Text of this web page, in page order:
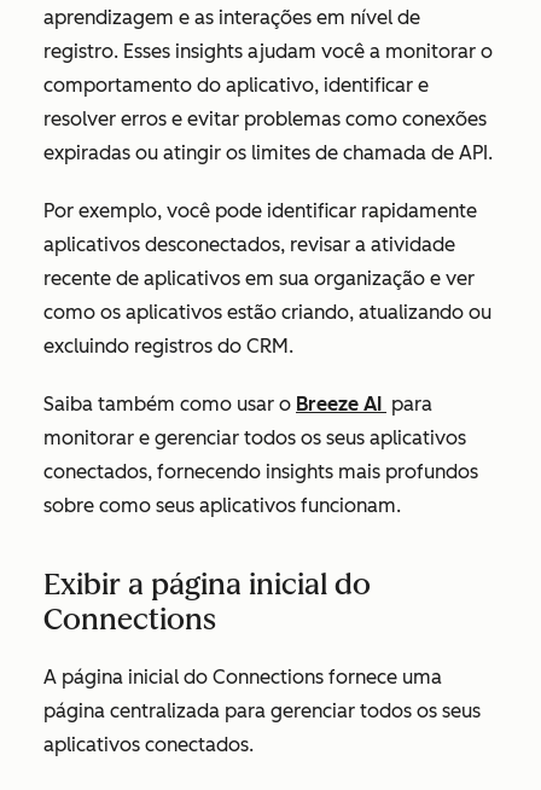
aprendizagem e as interações em nível de
registro. Esses insights ajudam você a monitorar o
comportamento do aplicativo, identificar e
resolver erros e evitar problemas como conexões
expiradas ou atingir os limites de chamada de API.
Por exemplo, você pode identificar rapidamente
aplicativos desconectados, revisar a atividade
recente de aplicativos em sua organização e ver
como os aplicativos estão criando, atualizando ou
excluindo registros do CRM.
Saiba também como usar o Breeze AI para
monitorar e gerenciar todos os seus aplicativos
conectados, fornecendo insights mais profundos
sobre como seus aplicativos funcionam.
Exibir a página inicial do
Connections
A página inicial do Connections fornece uma
página centralizada para gerenciar todos os seus
aplicativos conectados.